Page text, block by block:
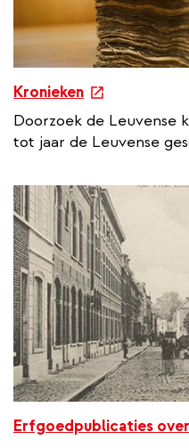
Kronieken
e
x
t
n
a
l
l
i
n
k
Doorzoek de Leuvense
tot jaar de Leuvense
Erfgoedpublicaties
e